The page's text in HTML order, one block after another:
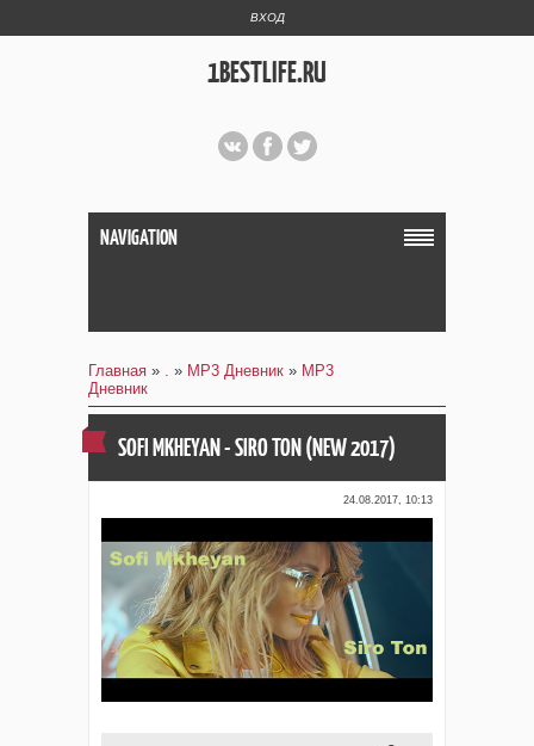
ВХОД
1BESTLIFE.RU
NAVIGATION
Главная » . » MP3 Дневник » MP3
Дневник
SOFI MKHEYAN - SIRO TON (NEW 2017)
24.08.2017, 10:13